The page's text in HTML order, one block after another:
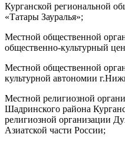
Курганской региональной
«Татары Зауралья»;
Местной общественной
общественно-культурный
Местной общественной
культурной автономии
Местной религиозной
Шадринского района
религиозной организации
Азиатской части России;